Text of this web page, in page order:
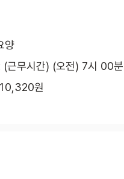
양
(근무시간) (오전) 7시 00
원